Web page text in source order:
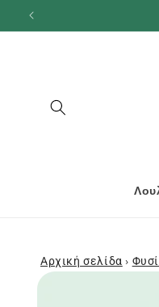
προχωρήστε
στο
Αρχική σελίδα ›
Μεταβείτε